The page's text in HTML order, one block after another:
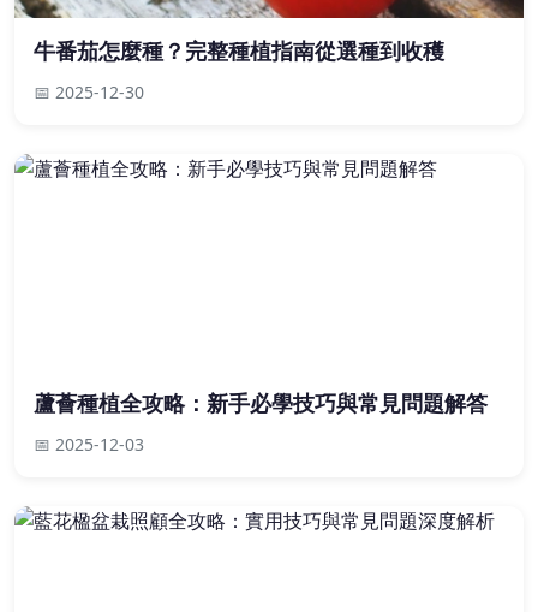
牛番茄怎麼種？完整種植指南從選種到收穫
📅 2025-12-30
蘆薈種植全攻略：新手必學技巧與常見問題解答
📅 2025-12-03